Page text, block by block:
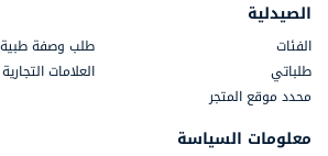
الصيدلية
الفئات
طلب وصفة طبية
طلباتي
العلامات التجارية
محدد موقع المتجر
معلومات السياسة